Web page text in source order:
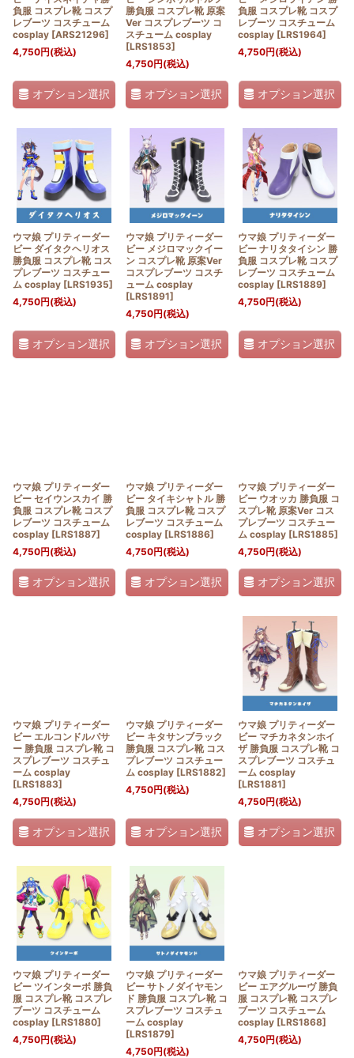
負服 コスプレ靴 コスプ
レブーツ コスチューム
cosplay [ARS21296]
4,750円(税込)
オプション選択
勝負服 コスプレ靴 原案
Ver コスプレブーツ コ
スチューム cosplay
[LRS1853]
4,750円(税込)
オプション選択
負服 コスプレ靴 コスプ
レブーツ コスチューム
cosplay [LRS1964]
4,750円(税込)
オプション選択
ウマ娘 プリティーダー
ビー ダイタクヘリオス
勝負服 コスプレ靴 コス
プレブーツ コスチュー
ム cosplay [LRS1935]
4,750円(税込)
オプション選択
ウマ娘 プリティーダー
ビー メジロマックイー
ン コスプレ靴 原案Ver
コスプレブーツ コスチ
ューム cosplay
[LRS1891]
4,750円(税込)
オプション選択
ウマ娘 プリティーダー
ビー ナリタタイシン 勝
負服 コスプレ靴 コスプ
レブーツ コスチューム
cosplay [LRS1889]
4,750円(税込)
オプション選択
ウマ娘 プリティーダー
ビー セイウンスカイ 勝
負服 コスプレ靴 コスプ
レブーツ コスチューム
cosplay [LRS1887]
4,750円(税込)
オプション選択
ウマ娘 プリティーダー
ビー タイキシャトル 勝
負服 コスプレ靴 コスプ
レブーツ コスチューム
cosplay [LRS1886]
4,750円(税込)
オプション選択
ウマ娘 プリティーダー
ビー ウオッカ 勝負服 コ
スプレ靴 原案Ver コス
プレブーツ コスチュー
ム cosplay [LRS1885]
4,750円(税込)
オプション選択
ウマ娘 プリティーダー
ビー エルコンドルパサ
ー 勝負服 コスプレ靴 コ
スプレブーツ コスチュ
ーム cosplay
[LRS1883]
4,750円(税込)
オプション選択
ウマ娘 プリティーダー
ビー キタサンブラック
勝負服 コスプレ靴 コス
プレブーツ コスチュー
ム cosplay [LRS1882]
4,750円(税込)
オプション選択
ウマ娘 プリティーダー
ビー マチカネタンホイ
ザ 勝負服 コスプレ靴 コ
スプレブーツ コスチュ
ーム cosplay
[LRS1881]
4,750円(税込)
オプション選択
ウマ娘 プリティーダー
ビー ツインターボ 勝負
服 コスプレ靴 コスプレ
ブーツ コスチューム
cosplay [LRS1880]
4,750円(税込)
ウマ娘 プリティーダー
ビー サトノダイヤモン
ド 勝負服 コスプレ靴 コ
スプレブーツ コスチュ
ーム cosplay
[LRS1879]
4,750円(税込)
ウマ娘 プリティーダー
ビー エアグルーヴ 勝負
服 コスプレ靴 コスプレ
ブーツ コスチューム
cosplay [LRS1868]
4,750円(税込)